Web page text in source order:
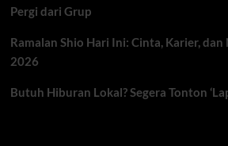
Pergi dari Grup
Ramalan Shio Hari Ini: Cinta, Karier,
2026
Butuh Hiburan Lokal? Segera Tonton